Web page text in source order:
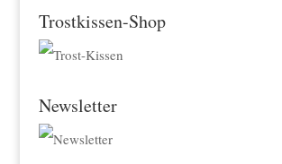
Trostkissen-Shop
Newsletter